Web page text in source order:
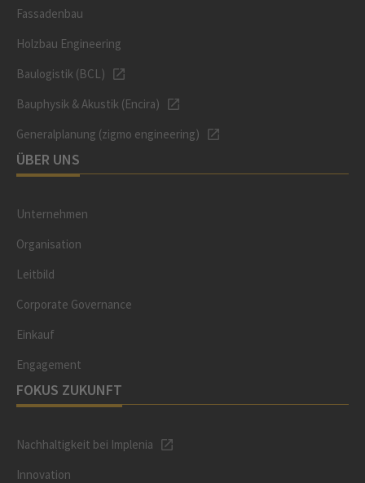
Fassadenbau
Holzbau Engineering
Baulogistik (BCL)
Bauphysik & Akustik (Encira)
Generalplanung (zigmo engineering)
ÜBER UNS
Unternehmen
Organisation
Leitbild
Corporate Governance
Einkauf
Engagement
FOKUS ZUKUNFT
Nachhaltigkeit bei Implenia
Innovation